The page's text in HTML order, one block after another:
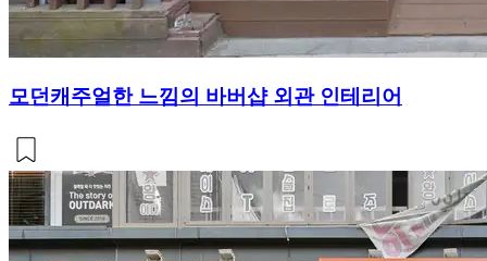
모던캐주얼한 느낌의 바버샵 외관 인테리어